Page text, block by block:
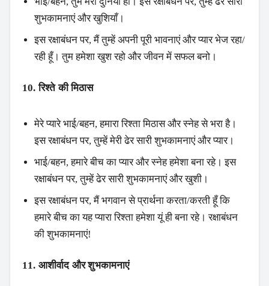
Search
शुभकामनाएं और खुशियाँ।
इस रक्षाबंधन पर, मैं तुम्हें अपनी पूरी भावनाएं और प्यार भेज रहा/
रही हूँ। तुम हमेशा खुश रहो और जीवन में सफल बनो।
10. रिश्ते की मिठास
मेरे प्यारे भाई/बहन, हमारा रिश्ता मिठास और स्नेह से भरा है।
इस रक्षाबंधन पर, तुम्हें मेरी ढेर सारी शुभकामनाएं और प्यार।
भाई/बहन, हमारे बीच का प्यार और स्नेह हमेशा बना रहे। इस
रक्षाबंधन पर, तुम्हें ढेर सारी शुभकामनाएं और खुशी।
इस रक्षाबंधन पर, मैं भगवान से प्रार्थना करता/करती हूँ कि
हमारे बीच का यह प्यारा रिश्ता हमेशा यूं ही बना रहे। रक्षाबंधन
की शुभकामनाएं!
11. आशीर्वाद और शुभकामनाएं